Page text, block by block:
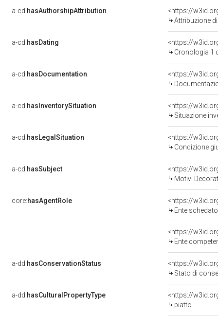
a-cd:hasAuthorshipAttribution
Attribuzione
a-cd:hasDating
<https://
Cronologia 1
a-cd:hasDocumentation
a-cd:hasInventorySituation
<https://
Situazione
a-cd:hasLegalSituation
<https://
Condizione
a-cd:hasSubject
<https://
Motivi
core:hasAgentRole
<https://
Ente
<https://
Ente competente per tutela
a-dd:hasConservationStatus
<https://
Stato di
a-dd:hasCulturalPropertyType
piatto